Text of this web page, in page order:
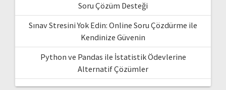
Soru Çözüm Desteği
Sınav Stresini Yok Edin: Online Soru Çözdürme ile
Kendinize Güvenin
Python ve Pandas ile İstatistik Ödevlerine
Alternatif Çözümler